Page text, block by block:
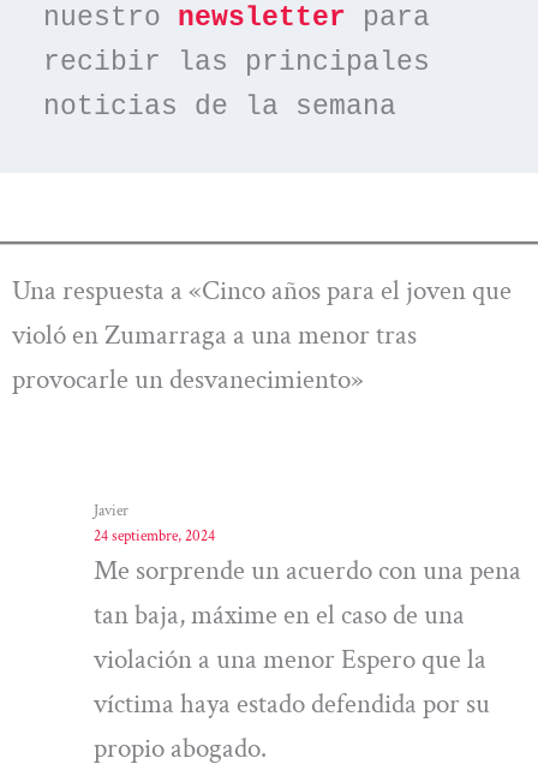
nuestro newsletter para
recibir las principales
noticias de la semana
Una respuesta a «Cinco años para el joven que
violó en Zumarraga a una menor tras
provocarle un desvanecimiento»
Javier
24 septiembre, 2024
Me sorprende un acuerdo con una pena
tan baja, máxime en el caso de una
violación a una menor Espero que la
víctima haya estado defendida por su
propio abogado.